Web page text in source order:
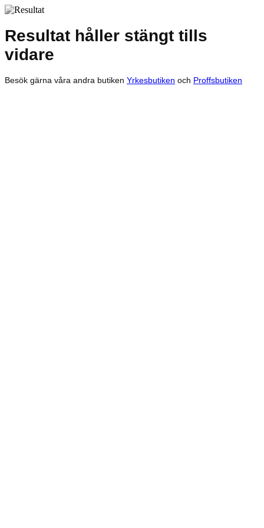
Resultat håller stängt tills
vidare
Besök gärna våra andra butiken Yrkesbutiken och Proffsbutiken